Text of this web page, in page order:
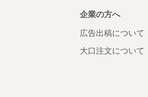
企業の方へ
広告出稿について
大口注文について